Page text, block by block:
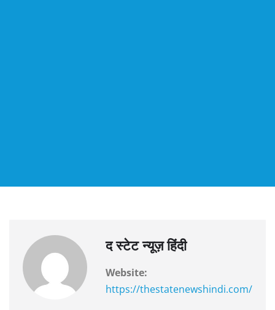
द स्टेट न्यूज़ हिंदी
Website:
https://thestatenewshindi.com/